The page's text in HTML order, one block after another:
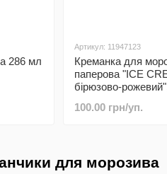
для морозива
286 мл
Артикул: 11947123
Креманка для
паперова "ICE
бірюзово-
100.00 грн/уп.